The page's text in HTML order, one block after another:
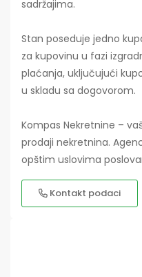
sadržajima.
Stan poseduje jedno
za kupovinu u fazi
plaćanja, uključujući
u skladu sa dogovorom.
Kompas Nekretnine –
prodaji nekretnina.
opštim uslovima
Kontakt podaci